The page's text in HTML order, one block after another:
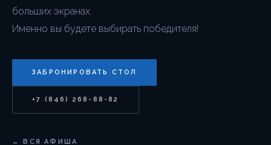
больших экранах.
Именно вы будете выбирать победителя!
ЗАБРОНИРОВАТЬ СТОЛ
+7 (846) 268-88-82
← ВСЯ АФИША